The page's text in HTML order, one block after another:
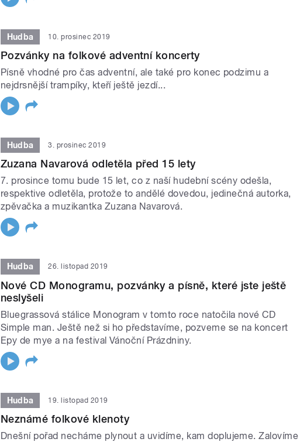
Hudba 10. prosinec 2019
Pozvánky na folkové adventní koncerty
Písně vhodné pro čas adventní, ale také pro konec podzimu a
nejdrsnější trampíky, kteří ještě jezdí...
Hudba 3. prosinec 2019
Zuzana Navarová odletěla před 15 lety
7. prosince tomu bude 15 let, co z naší hudební scény odešla,
respektive odletěla, protože to andělé dovedou, jedinečná autorka,
zpěvačka a muzikantka Zuzana Navarová.
Hudba 26. listopad 2019
Nové CD Monogramu, pozvánky a písně, které jste ještě
neslyšeli
Bluegrassová stálice Monogram v tomto roce natočila nové CD
Simple man. Ještě než si ho představíme, pozveme se na koncert
Epy de mye a na festival Vánoční Prázdniny.
Hudba 19. listopad 2019
Neznámé folkové klenoty
Dnešní pořad necháme plynout a uvidíme, kam doplujeme. Zalovíme